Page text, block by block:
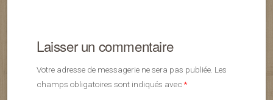
Laisser un commentaire
Votre adresse de messagerie ne sera pas publiée. Les
champs obligatoires sont indiqués avec *